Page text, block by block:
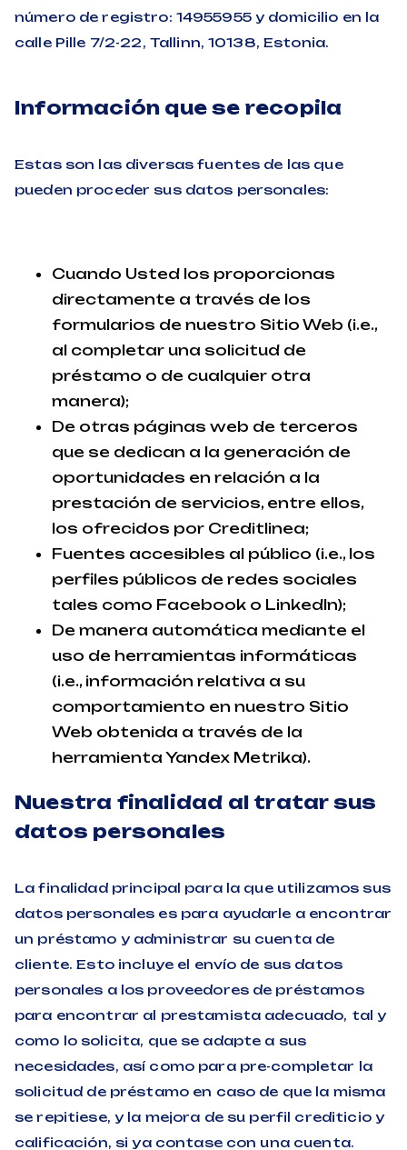
número de registro: 14955955 y domicilio en la
calle Pille 7/2-22, Tallinn, 10138, Estonia.
Información que se recopila
Estas son las diversas fuentes de las que
pueden proceder sus datos personales:
Cuando Usted los proporcionas
directamente a través de los
formularios de nuestro Sitio Web (i.e.,
al completar una solicitud de
préstamo o de cualquier otra
manera);
De otras páginas web de terceros
que se dedican a la generación de
oportunidades en relación a la
prestación de servicios, entre ellos,
los ofrecidos por Creditlinea;
Fuentes accesibles al público (i.e., los
perfiles públicos de redes sociales
tales como Facebook o LinkedIn);
De manera automática mediante el
uso de herramientas informáticas
(i.e., información relativa a su
comportamiento en nuestro Sitio
Web obtenida a través de la
herramienta Yandex Metrika).
Nuestra finalidad al tratar sus
datos personales
La finalidad principal para la que utilizamos sus
datos personales es para ayudarle a encontrar
un préstamo y administrar su cuenta de
cliente. Esto incluye el envío de sus datos
personales a los proveedores de préstamos
para encontrar al prestamista adecuado, tal y
como lo solicita, que se adapte a sus
necesidades, así como para pre-completar la
solicitud de préstamo en caso de que la misma
se repitiese, y la mejora de su perfil crediticio y
calificación, si ya contase con una cuenta.